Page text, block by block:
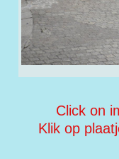
Click on
Klik op